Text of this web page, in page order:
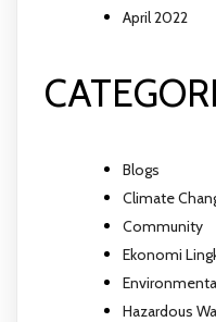
April 2022
Blogs
Climate
Community
Ekonomi
Hazardous